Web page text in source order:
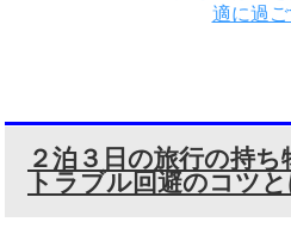
適に過
２泊３日の旅行の持
トラブル回避のコツと